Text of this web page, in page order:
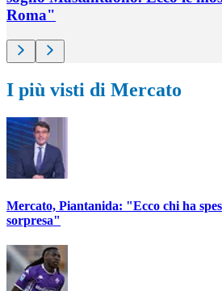
Roma"
I più visti di Mercato
Mercato, Piantanida: "Ecco chi ha
sorpresa"